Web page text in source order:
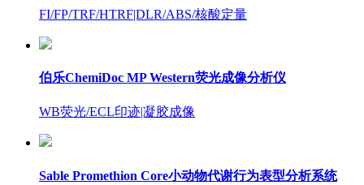
FI/FP/TRF/HTRF|DLR/ABS/核酸定量
伯乐ChemiDoc MP Western荧光成像分析仪
WB荧光/ECL印迹|凝胶成像
Sable Promethion Core小动物代谢行为表型分析系统